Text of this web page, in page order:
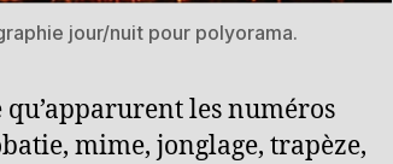
jour/nuit pour polyorama.
qu’apparurent les numéros
mime, jonglage, trapèze,